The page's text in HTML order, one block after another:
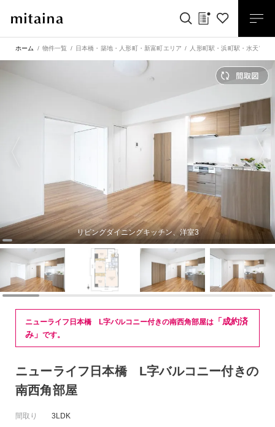
ホーム 物件一覧 日本橋・築地・人形町・新富町エリア 人形町駅 ・浜町駅 ・水天宮前
リビングダイニングキッチン、洋室3
ニューライフ日本橋 L字バルコニー付きの南西角部屋は 「成約済
み」 です。
ニューライフ日本橋 L字バルコニー付きの
南西角部屋
間取り
3LDK